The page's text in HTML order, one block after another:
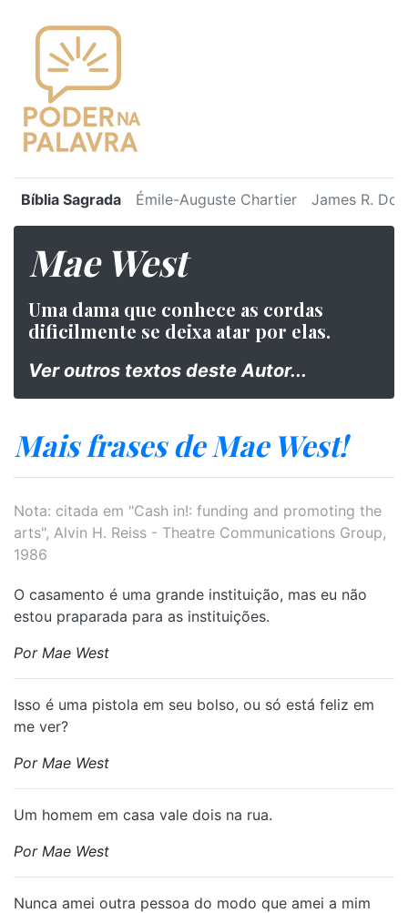
Bíblia Sagrada Émile-Auguste Chartier James R.
Mae West
Uma dama que conhece as cordas
dificilmente se deixa atar por elas.
Ver outros textos deste Autor...
Mais frases de Mae West!
Nota: citada em "Cash in!: funding and promoting the
arts", Alvin H. Reiss - Theatre Communications Group,
1986
O casamento é uma grande instituição, mas eu não
estou praparada para as instituições.
Por Mae West
Isso é uma pistola em seu bolso, ou só está feliz em
me ver?
Por Mae West
Um homem em casa vale dois na rua.
Por Mae West
Nunca amei outra pessoa do modo que amei a mim